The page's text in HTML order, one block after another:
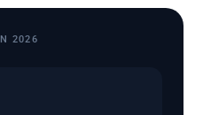
2026